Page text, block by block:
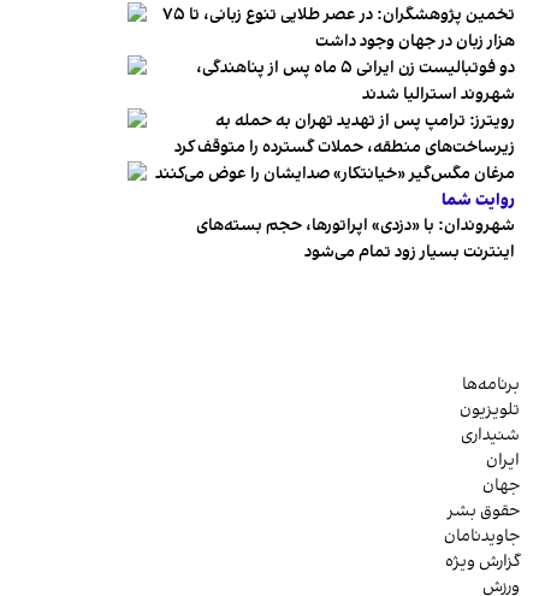
تخمین پژوهشگران: در عصر طلایی تنوع زبانی، تا ۷۵
هزار زبان در جهان وجود داشت
دو فوتبالیست زن ایرانی ۵ ماه پس از پناهندگی،
شهروند استرالیا شدند
رویترز: ترامپ پس از تهدید تهران به حمله به
زیرساخت‌های منطقه، حملات گسترده را متوقف کرد
مرغان مگس‌گیر «خیانتکار» صدایشان را عوض می‌کنند
روایت شما
شهروندان:‌ با «دزدی» اپراتورها، حجم بسته‌های
اینترنت بسیار زود تمام می‌شود
برنامه‌ها
تلویزیون
شنیداری
ایران
جهان
حقوق بشر
جاویدنامان
گزارش ویژه
ورزش